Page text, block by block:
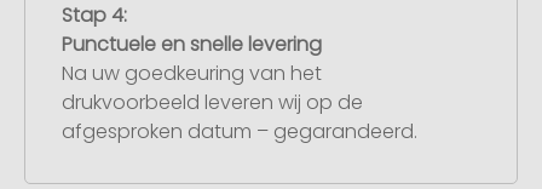
Stap 4:
Punctuele en snelle levering
Na uw goedkeuring van het
drukvoorbeeld leveren wij op de
afgesproken datum – gegarandeerd.